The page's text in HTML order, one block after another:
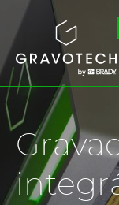
Skip
main
content
Gravotech